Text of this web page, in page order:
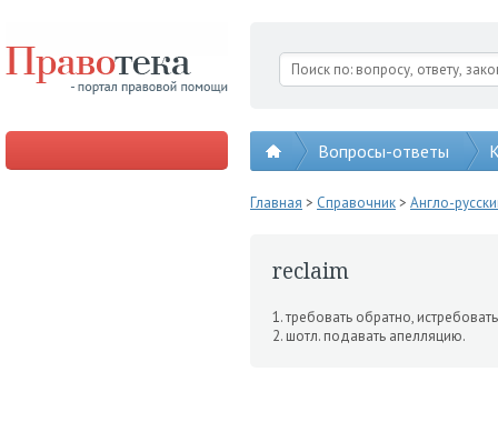
Вопросы-ответы
Главная > Справочник> Англо-
reclaim
1. требовать обратно,
2. шотл. подавать апелляцию.